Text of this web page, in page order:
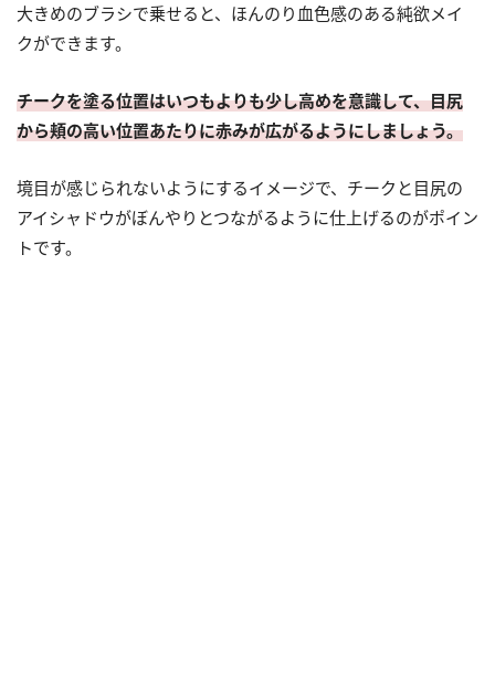
大きめのブラシで乗せると、ほんのり血色感のある純欲メイ
クができます。
チークを塗る位置はいつもよりも少し高めを意識して、目尻
から頬の高い位置あたりに赤みが広がるようにしましょう。
境目が感じられないようにするイメージで、チークと目尻の
アイシャドウがぼんやりとつながるように仕上げるのがポイン
トです。